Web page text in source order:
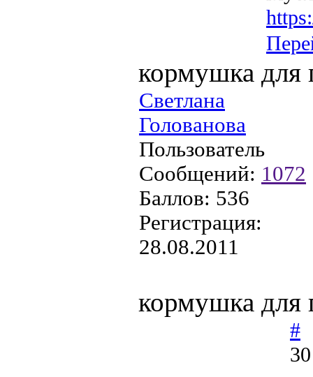
кормушка для
Светлана
Голованова
Пользователь
Сообщений: 1072
Баллов: 536
Регистрация:
28.08.2011
кормушка для
#